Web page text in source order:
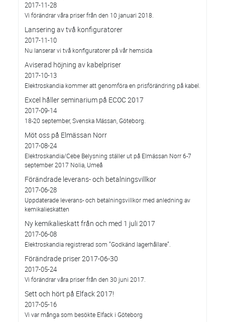
2017-11-28
Vi förändrar våra priser från den 10 januari 2018.
Lansering av två konfiguratorer
2017-11-10
Nu lanserar vi två konfiguratorer på vår hemsida
Aviserad höjning av kabelpriser
2017-10-13
Elektroskandia kommer att genomföra en prisförändring på kabel.
Excel håller seminarium på ECOC 2017
2017-09-14
18-20 september, Svenska Mässan, Göteborg.
Möt oss på Elmässan Norr
2017-08-24
Elektroskandia/Cebe Belysning ställer ut på Elmässan Norr 6-7
september 2017 Nolia, Umeå
Förändrade leverans- och betalningsvillkor
2017-06-28
Uppdaterade leverans- och betalningsvillkor med anledning av
kemikalieskatten
Ny kemikalieskatt från och med 1 juli 2017
2017-06-08
Elektroskandia registrerad som ”Godkänd lagerhållare”.
Förändrade priser 2017-06-30
2017-05-24
Vi förändrar våra priser från den 30 juni 2017.
Sett och hört på Elfack 2017!
2017-05-16
Vi var många som besökte Elfack i Göteborg